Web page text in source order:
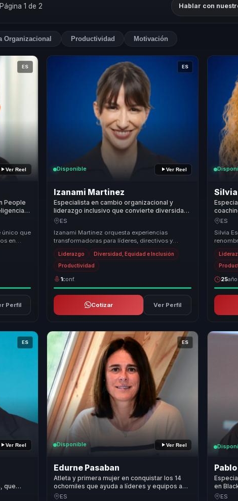
Página 1 de 2 Hablar con
Organizacional Productividad Motivación
ES
Ver Reel
People
único que
en
Su
Perfil
ES
Disponible Ver Reel
Izanami Martinez
Especialista en cambio organizacional y
liderazgo inclusivo que convierte diversidad
y talento en innovación, cohesión y mejores
ES
Izanami Martinez orquesta experiencias
transformadoras para líderes, directivos y
responsables de equipos, permitiéndoles dejar
atrás equ...
Liderazgo Diversidad, Equidad e Inclusión
Productividad
1conf.
Cotizar Ver Perfil
ES
Silvia
25
ES
Ver Reel
que
ES
Disponible Ver Reel
Edurne Pasaban
Atleta y primera mujer en conquistar los 14
ochomiles que ayuda a líderes y equipos a
convertir adversidad en resiliencia y alto
ES
en
ES